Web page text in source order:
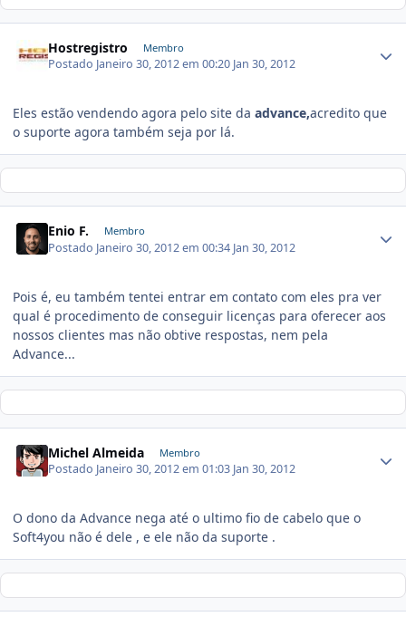
Hostregistro Membro
Postado Janeiro 30, 2012 em 00:20 Jan 30, 2012
Eles estão vendendo agora pelo site da advance,acredito que
o suporte agora também seja por lá.
Enio F. Membro
Postado Janeiro 30, 2012 em 00:34 Jan 30, 2012
Pois é, eu também tentei entrar em contato com eles pra ver
qual é procedimento de conseguir licenças para oferecer aos
nossos clientes mas não obtive respostas, nem pela
Advance...
Michel Almeida Membro
Postado Janeiro 30, 2012 em 01:03 Jan 30, 2012
O dono da Advance nega até o ultimo fio de cabelo que o
Soft4you não é dele , e ele não da suporte .